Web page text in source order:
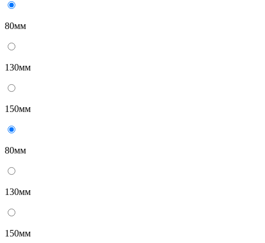
80мм
130мм
150мм
80мм
130мм
150мм